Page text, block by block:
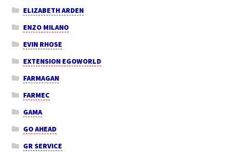
ELIZABETH ARDEN
ENZO MILANO
EVIN RHOSE
EXTENSION EGOWORLD
FARMAGAN
FARMEC
GAMA
GO AHEAD
GR SERVICE